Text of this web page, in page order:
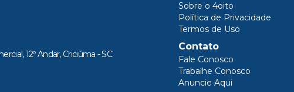
12º Andar, Criciúma - SC
Sobre o 4oito
Política de Privacidade
Termos de Uso
Contato
Fale Conosco
Trabalhe Conosco
Anuncie Aqui